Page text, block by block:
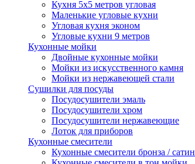
Кухня 5х5 метров угловая
Маленькие угловые кухни
Угловая кухня эконом
Угловые кухни 9 метров
Кухонные мойки
Двойные кухонные мойки
Мойки из искусственного камня
Мойки из нержавеющей стали
Сушилки для посуды
Посудосушители эмаль
Посудосушители хром
Посудосушители нержавеющие
Лоток для приборов
Кухонные смесители
Кухонные смесители бронза / сатин